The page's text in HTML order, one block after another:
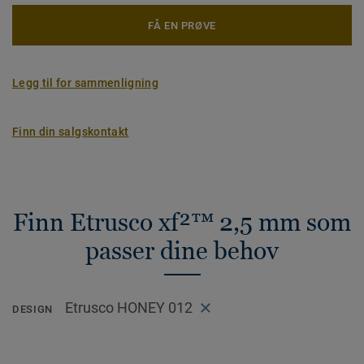
FÅ EN PRØVE
Legg til for sammenligning
Finn din salgskontakt
Finn Etrusco xf²™ 2,5 mm som
passer dine behov
DESIGN Etrusco HONEY 012